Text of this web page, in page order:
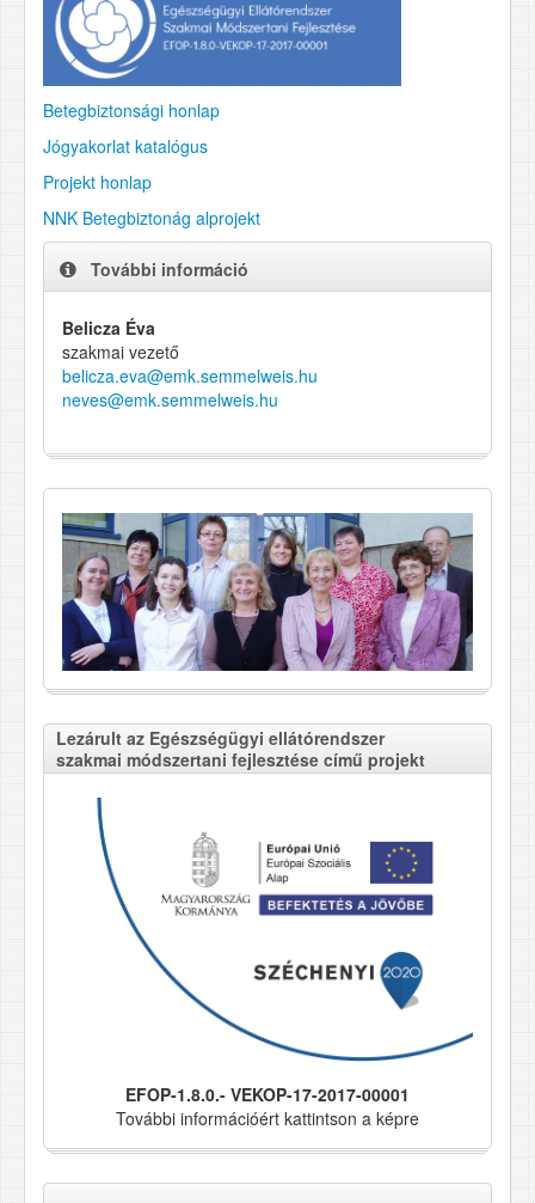
Betegbiztonsági honlap
Jógyakorlat katalógus
Projekt honlap
NNK Betegbiztonág alprojekt
További információ
Belicza Éva
szakmai vezető
belicza.eva@emk.semmelweis.hu
neves@emk.semmelweis.hu
Lezárult az Egészségügyi ellátórendszer
szakmai módszertani fejlesztése című projekt
EFOP-1.8.0.- VEKOP-17-2017-00001
További információért kattintson a képre